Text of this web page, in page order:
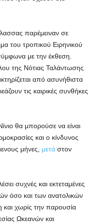
παρέμειναν σε
του τροπικού Ειρηνικού
με την έκθεση.
της Νότιας Ταλάντωσης
από ασυνήθιστα
τις καιρικές συνθήκες
θα μπορούσε να είναι
και ο κίνδυνος
μήνες, μετά στον
συχνές και εκτεταμένες
όσο και των ανατολικών
χωρίς την παρουσία
Ωκεανών και